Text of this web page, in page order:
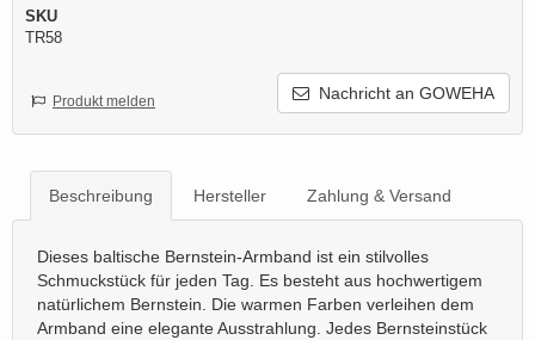
SKU
TR58
Nachricht an GOWEHA
Produkt melden
Beschreibung Hersteller Zahlung & Versand
Dieses baltische Bernstein-Armband ist ein stilvolles
Schmuckstück für jeden Tag. Es besteht aus hochwertigem
natürlichem Bernstein. Die warmen Farben verleihen dem
Armband eine elegante Ausstrahlung. Jedes Bernsteinstück